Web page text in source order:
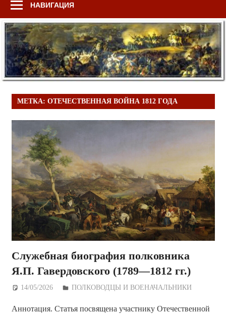
НАВИГАЦИЯ
МЕТКА: ОТЕЧЕСТВЕННАЯ ВОЙНА 1812 ГОДА
Служебная биография полковника
Я.П. Гавердовского (1789—1812 гг.)
14/05/2026 Дежурный по Редакции
ПОЛКОВОДЦЫ И ВОЕНАЧАЛЬНИКИ
Аннотация. Статья посвящена участнику Отечественной